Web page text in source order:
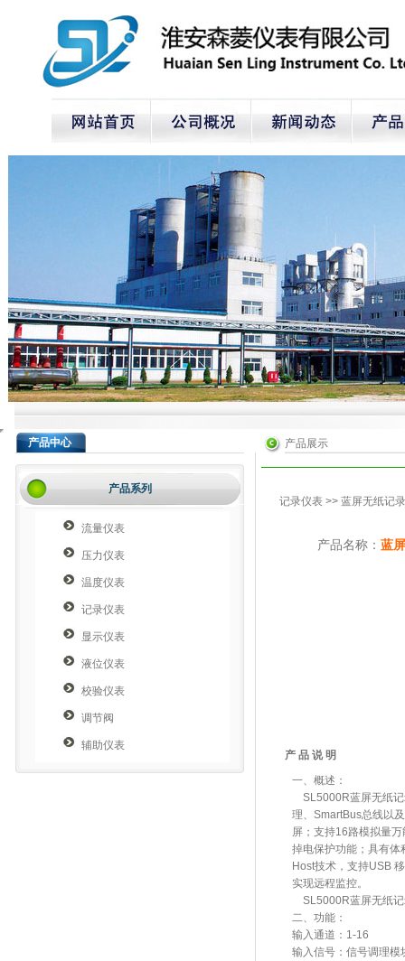
产品中心
产品系列
流量仪表
压力仪表
温度仪表
记录仪表
显示仪表
液位仪表
校验仪表
调节阀
辅助仪表
产品展示
记录仪表 >> 蓝屏无纸记
产品名称： 蓝
产 品 说 明
一、概述：
SL5000R蓝屏无纸记
理、SmartBus总线以
屏；支持16路模拟量
掉电保护功能；具有体
Host技术，支持USB
实现远程监控。
SL5000R蓝屏无纸记
二、功能：
输入通道： 1-16
输入信号：信号调理模